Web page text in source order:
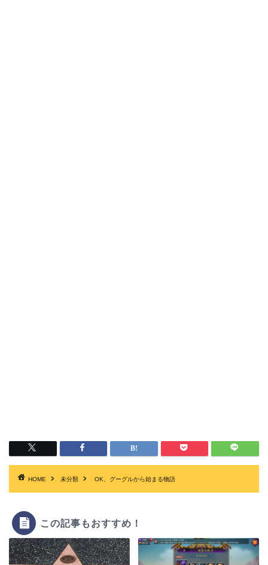
HOME 未分類 OK、グーグルから始まる物語
この記事もおすすめ！